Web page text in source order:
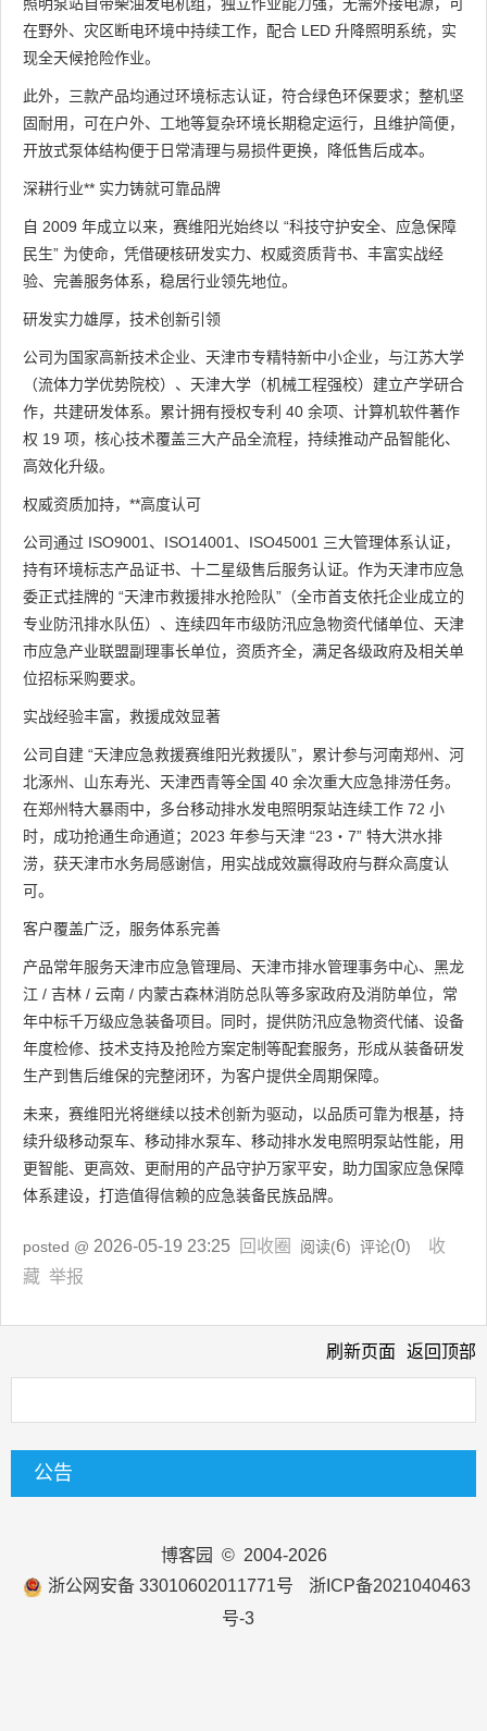
在野外、灾区断电环境中持续工作，配合 LED 升降照明系统，实
现全天候抢险作业。
此外，三款产品均通过环境标志认证，符合绿色环保要求；整机坚
固耐用，可在户外、工地等复杂环境长期稳定运行，且维护简便，
开放式泵体结构便于日常清理与易损件更换，降低售后成本。
深耕行业** 实力铸就可靠品牌
自 2009 年成立以来，赛维阳光始终以 “科技守护安全、应急保障
民生” 为使命，凭借硬核研发实力、权威资质背书、丰富实战经
验、完善服务体系，稳居行业领先地位。
研发实力雄厚，技术创新引领
公司为国家高新技术企业、天津市专精特新中小企业，与江苏大学
（流体力学优势院校）、天津大学（机械工程强校）建立产学研合
作，共建研发体系。累计拥有授权专利 40 余项、计算机软件著作
权 19 项，核心技术覆盖三大产品全流程，持续推动产品智能化、
高效化升级。
权威资质加持，**高度认可
公司通过 ISO9001、ISO14001、ISO45001 三大管理体系认证，
持有环境标志产品证书、十二星级售后服务认证。作为天津市应急
委正式挂牌的 “天津市救援排水抢险队”（全市首支依托企业成立的
专业防汛排水队伍）、连续四年市级防汛应急物资代储单位、天津
市应急产业联盟副理事长单位，资质齐全，满足各级政府及相关单
位招标采购要求。
实战经验丰富，救援成效显著
公司自建 “天津应急救援赛维阳光救援队”，累计参与河南郑州、河
北涿州、山东寿光、天津西青等全国 40 余次重大应急排涝任务。
在郑州特大暴雨中，多台移动排水发电照明泵站连续工作 72 小
时，成功抢通生命通道；2023 年参与天津 “23・7” 特大洪水排
涝，获天津市水务局感谢信，用实战成效赢得政府与群众高度认
可。
客户覆盖广泛，服务体系完善
产品常年服务天津市应急管理局、天津市排水管理事务中心、黑龙
江 / 吉林 / 云南 / 内蒙古森林消防总队等多家政府及消防单位，常
年中标千万级应急装备项目。同时，提供防汛应急物资代储、设备
年度检修、技术支持及抢险方案定制等配套服务，形成从装备研发
生产到售后维保的完整闭环，为客户提供全周期保障。
未来，赛维阳光将继续以技术创新为驱动，以品质可靠为根基，持
续升级移动泵车、移动排水泵车、移动排水发电照明泵站性能，用
更智能、更高效、更耐用的产品守护万家平安，助力国家应急保障
体系建设，打造值得信赖的应急装备民族品牌。
posted @ 2026-05-19 23:25 回收圈 阅读(6) 评论(0) 收
藏 举报
刷新页面 返回顶部
公告
博客园
© 2004-2026
浙公网安备 33010602011771号
浙ICP备2021040463
号-3